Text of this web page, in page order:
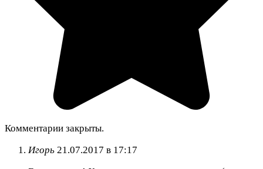
Комментарии закрыты.
Игорь 21.07.2017 в 17:17